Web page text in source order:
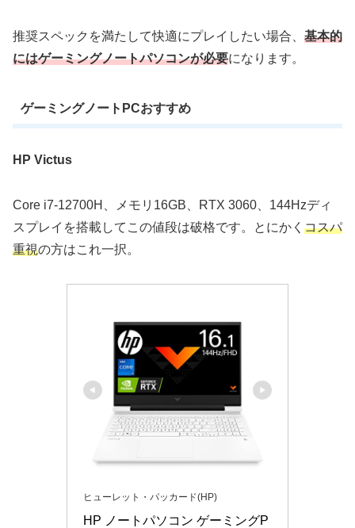
推奨スペックを満たして快適にプレイしたい場合、 基本的
にはゲーミングノートパソコンが必要になります。
ゲーミングノートPCおすすめ
HP Victus
Core i7-12700H、メモリ16GB、RTX 3060、144Hzディ
スプレイを搭載してこの値段は破格です。とにかく コスパ
重視の方はこれ一択。
ヒューレット・パッカード(HP)
HP ノートパソコン ゲーミングP